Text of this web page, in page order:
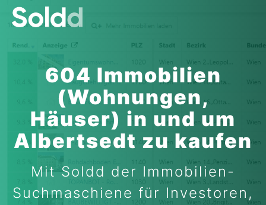
604 Immobilien
(Wohnungen,
Häuser) in und um
Albertsedt zu kaufen
Mit Soldd der Immobilien-
Suchmaschiene für Investoren,